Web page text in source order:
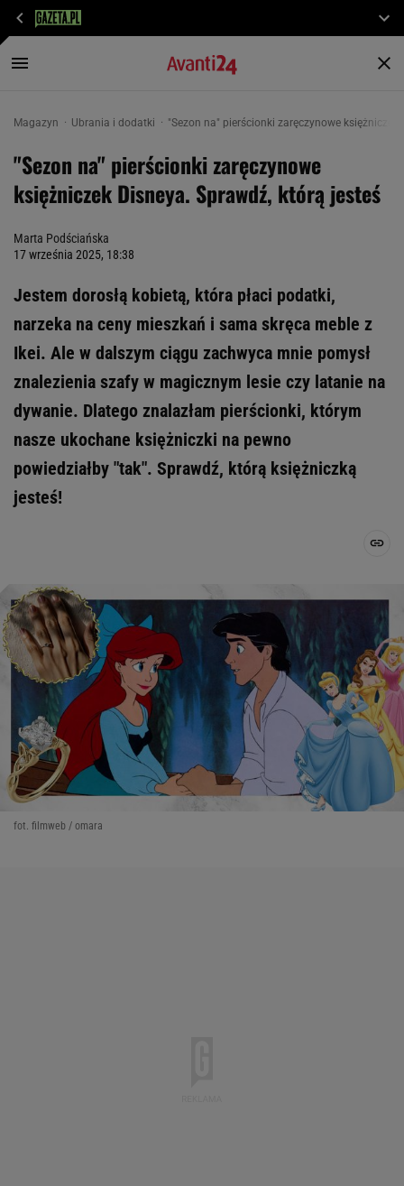
Magazyn Ubrania i dodatki "Sezon na" pierścionki zaręczynowe księżniczek
"Sezon na" pierścionki zaręczynowe
księżniczek Disneya. Sprawdź, którą jesteś
Marta Podściańska
17 września 2025, 18:38
Jestem dorosłą kobietą, która płaci podatki,
narzeka na ceny mieszkań i sama skręca meble z
Ikei. Ale w dalszym ciągu zachwyca mnie pomysł
znalezienia szafy w magicznym lesie czy latanie na
dywanie. Dlatego znalazłam pierścionki, którym
nasze ukochane księżniczki na pewno
powiedziałby "tak". Sprawdź, którą księżniczką
jesteś!
fot. filmweb / omara